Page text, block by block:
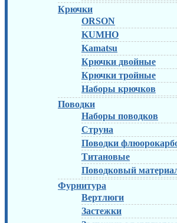
Крючки
ORSON
KUMHO
Kamatsu
Крючки двойные
Крючки тройные
Наборы крючков
Поводки
Наборы поводков
Струна
Поводки
Титановые
Поводковый
Фурнитура
Вертлюги
Застежки